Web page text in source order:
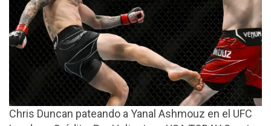
Chris Duncan pateando a Yanal Ashmouz en el UFC